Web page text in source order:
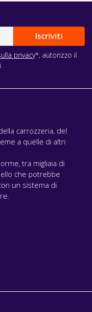
privacy*, autorizzo il
carrozzeria, del
a quelle di altri
tra migliaia di
che potrebbe
un sistema di